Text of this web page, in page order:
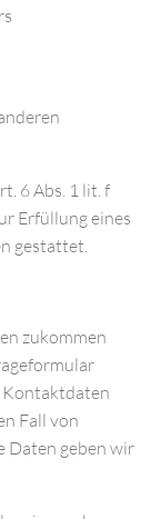
6 Abs. 1 lit. f
Erfüllung eines
gestattet.
zukommen
Kontaktdaten
Fall von
Daten geben wir